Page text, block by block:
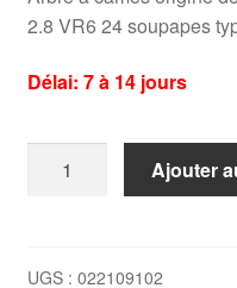
2.8 VR6 24 soupapes
Délai: 7 à 14 jours
cames
Ajouter
UGS : 022109102